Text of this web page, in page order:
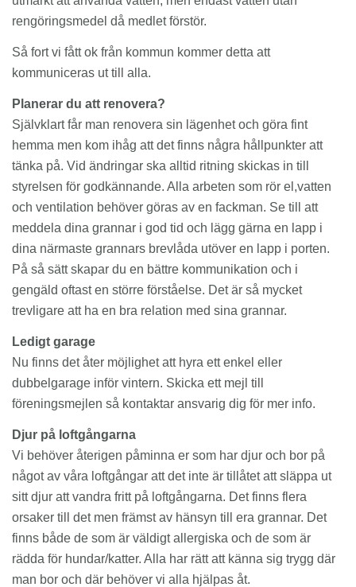
rengöringsmedel då medlet förstör.
Så fort vi fått ok från kommun kommer detta att
kommuniceras ut till alla.
Planerar du att renovera?
Självklart får man renovera sin lägenhet och göra fint
hemma men kom ihåg att det finns några hållpunkter att
tänka på. Vid ändringar ska alltid ritning skickas in till
styrelsen för godkännande. Alla arbeten som rör el,vatten
och ventilation behöver göras av en fackman. Se till att
meddela dina grannar i god tid och lägg gärna en lapp i
dina närmaste grannars brevlåda utöver en lapp i porten.
På så sätt skapar du en bättre kommunikation och i
gengäld oftast en större förståelse. Det är så mycket
trevligare att ha en bra relation med sina grannar.
Ledigt garage
Nu finns det åter möjlighet att hyra ett enkel eller
dubbelgarage inför vintern. Skicka ett mejl till
föreningsmejlen så kontaktar ansvarig dig för mer info.
Djur på loftgångarna
Vi behöver återigen påminna er som har djur och bor på
något av våra loftgångar att det inte är tillåtet att släppa ut
sitt djur att vandra fritt på loftgångarna. Det finns flera
orsaker till det men främst av hänsyn till era grannar. Det
finns både de som är väldigt allergiska och de som är
rädda för hundar/katter. Alla har rätt att känna sig trygg där
man bor och där behöver vi alla hjälpas åt.